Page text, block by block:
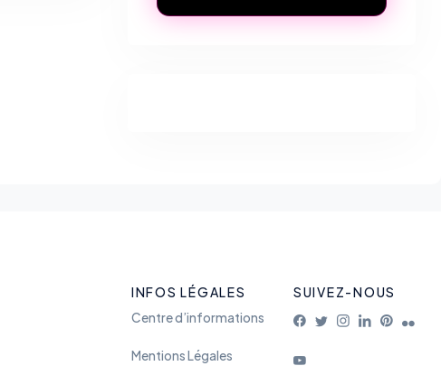
INFOS LÉGALES
Centre d’informations
Mentions Légales
SUIVEZ-NOUS